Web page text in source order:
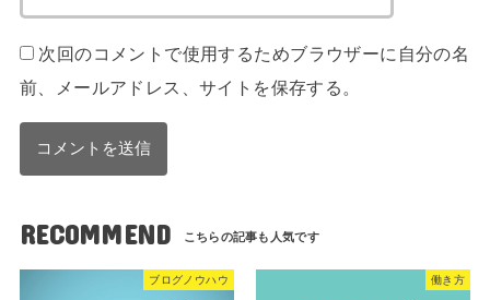
次回のコメントで使用するためブラウザーに自分の名
前、メールアドレス、サイトを保存する。
RECOMMEND
ブログノウハウ 働き方